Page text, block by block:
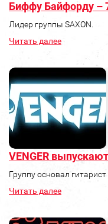
Биффу Байфорду –
Лидер группы SAXON.
Читать далее
VENGER
Группу основал гитарист
Читать далее